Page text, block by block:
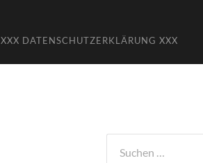
XXX DATENSCHUTZERKLÄRUNG XXX
nach: